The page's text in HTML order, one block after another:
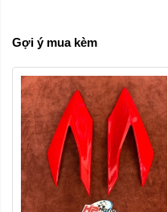
Gợi ý mua kèm